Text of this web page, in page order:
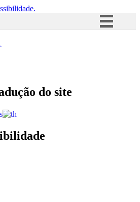
Acesso à informação
do site